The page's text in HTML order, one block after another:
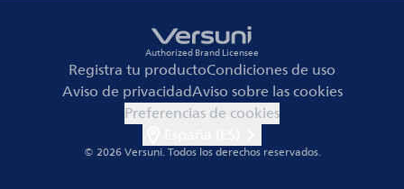
Authorized Brand Licensee
Registra tu productoCondiciones de uso
Aviso de privacidadAviso sobre las cookies
Preferencias de cookies
© 2026 Versuni.Todos los derechos reservados.